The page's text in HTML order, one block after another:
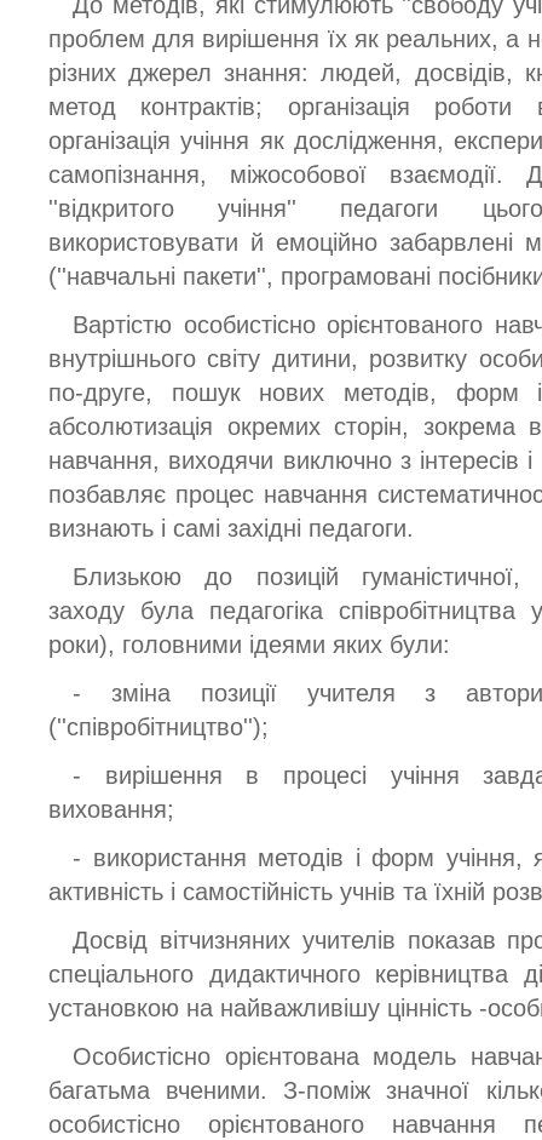
проблем для вирішення їх як реальних, а
різних джерел знання: людей, досвідів,
метод контрактів; організація
організація учіння як дослідження,
самопізнання, міжособової
''відкритого учіння'' педагоги
використовувати й емоційно забарвлені
(''навчальні пакети'', програмовані
Вартістю особистісно орієнтованого
внутрішнього світу дитини, розвитку
по-друге, пошук нових методів, форм
абсолютизація окремих сторін, зокрема
навчання, виходячи виключно з інтересів і
позбавляє процес навчання
визнають і самі західні педагоги.
Близькою до позицій гуманістичної,
заходу була педагогіка
роки), головними ідеями яких були:
- зміна позиції учителя з
(''співробітництво'');
- вирішення в процесі учіння
виховання;
- використання методів і форм учіння,
активність і самостійність учнів та їхній
Досвід вітчизняних учителів показав
спеціального дидактичного керівництва
установкою на найважливішу цінність -
Особистісно орієнтована модель
багатьма вченими. З-поміж значної
особистісно орієнтованого навчання